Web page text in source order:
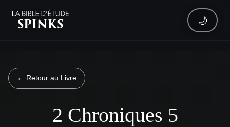
🌙
← Retour au Livre
2 Chroniques 5